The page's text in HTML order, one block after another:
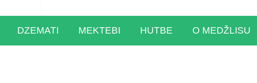
DZEMATI MEKTEBI HUTBE O MEDŽLISU